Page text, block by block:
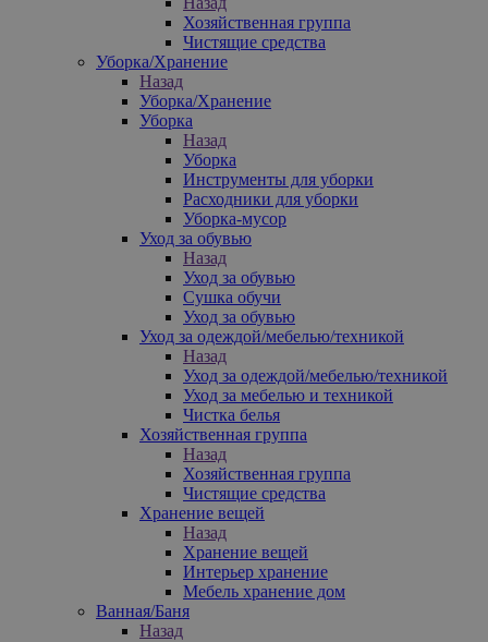
Хозяйственная группа
Чистящие средства
Уборка/Хранение
Назад
Уборка/Хранение
Уборка
Назад
Уборка
Инструменты для уборки
Расходники для уборки
Уборка-мусор
Уход за обувью
Назад
Уход за обувью
Сушка обучи
Уход за обувью
Уход за одеждой/мебелью/техникой
Назад
Уход за одеждой/мебелью/техникой
Уход за мебелью и техникой
Чистка белья
Хозяйственная группа
Назад
Хозяйственная группа
Чистящие средства
Хранение вещей
Назад
Хранение вещей
Интерьер хранение
Мебель хранение дом
Ванная/Баня
Назад